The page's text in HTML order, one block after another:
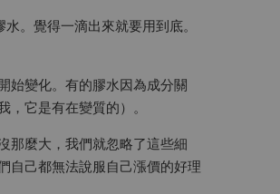
。覺得一滴出來就要用到底。
始變化。有的膠水因為成分關
它是有在變質的）。
那麼大，我們就忽略了這些細
自己都無法說服自己漲價的好理